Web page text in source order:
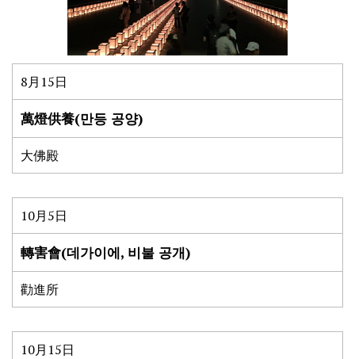
8月15日
萬燈供養(만등 공양)
大佛殿
10月5日
轉害會(데가이에, 비불 공개)
勸進所
10月15日